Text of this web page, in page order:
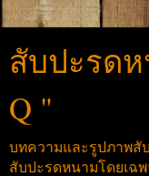
สับปะรดห
Q "
บทความและรูปภาพสั
สับปะรดหนามโดยเฉพ